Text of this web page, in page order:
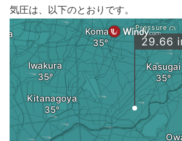
気圧は、以下のとおりです。